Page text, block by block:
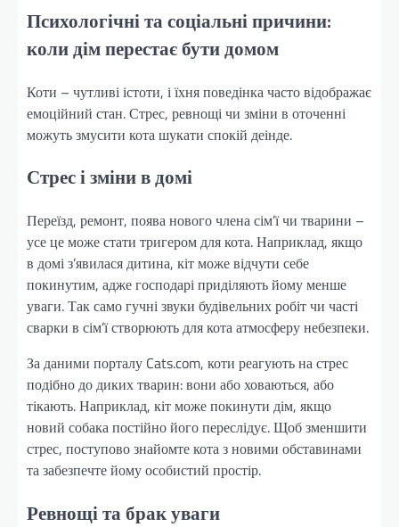
Психологічні та соціальні причини:
коли дім перестає бути домом
Коти – чутливі істоти, і їхня поведінка часто відображає
емоційний стан. Стрес, ревнощі чи зміни в оточенні
можуть змусити кота шукати спокій деінде.
Стрес і зміни в домі
Переїзд, ремонт, поява нового члена сім’ї чи тварини –
усе це може стати тригером для кота. Наприклад, якщо
в домі з’явилася дитина, кіт може відчути себе
покинутим, адже господарі приділяють йому менше
уваги. Так само гучні звуки будівельних робіт чи часті
сварки в сім’ї створюють для кота атмосферу небезпеки.
За даними порталу Cats.com, коти реагують на стрес
подібно до диких тварин: вони або ховаються, або
тікають. Наприклад, кіт може покинути дім, якщо
новий собака постійно його переслідує. Щоб зменшити
стрес, поступово знайомте кота з новими обставинами
та забезпечте йому особистий простір.
Ревнощі та брак уваги